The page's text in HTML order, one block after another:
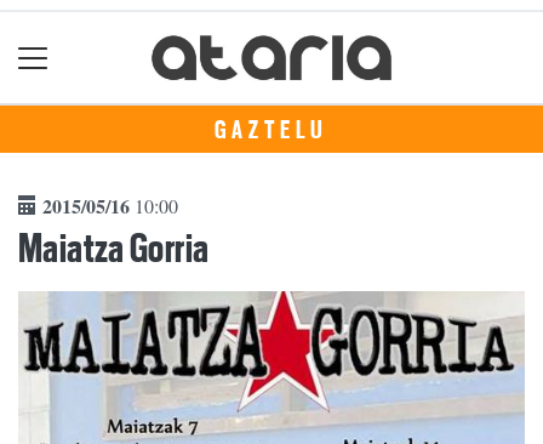
GAZTELU
2015/05/16 10:00
Maiatza Gorria